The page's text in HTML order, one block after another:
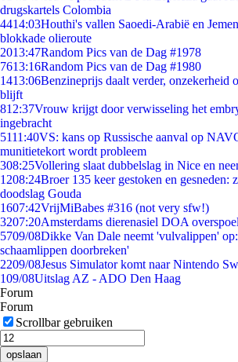
drugskartels Colombia
4414:03Houthi's vallen Saoedi-Arabië en
blokkade olieroute
2013:47Random Pics van de Dag #1978
7613:16Random Pics van de Dag #1980
1413:06Benzineprijs daalt verder, onzekerheid
blijft
812:37Vrouw krijgt door verwisseling het
ingebracht
5111:40VS: kans op Russische aanval op
munitietekort wordt probleem
308:25Vollering slaat dubbelslag in Nice en
1208:24Broer 135 keer gestoken en gesneden:
doodslag Gouda
1607:42VrijMiBabes #316 (not very sfw!)
3207:20Amsterdams dierenasiel DOA
5709/08Dikke Van Dale neemt 'vulvalippen'
schaamlippen doorbreken'
2209/08Jesus Simulator komt naar Nintendo
109/08Uitslag AZ - ADO Den Haag
Forum
Forum
Scrollbar gebruiken
opslaan